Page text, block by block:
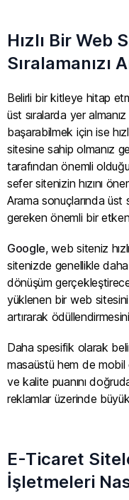
Hızlı Bir Web
Sıralamanızı
Belirli bir kitleye hitap
üst sıralarda yer
başarabilmek için ise
sitesine sahip olmanız
tarafından önemli
sefer sitenizin hızını
Arama sonuçlarında üst
gereken önemli bir
Google, web siteniz
sitenizde genellikle
dönüşüm
yüklenen bir web
artırarak
Daha spesifik olarak
masaüstü hem de
ve kalite puanını
reklamlar üzerinde
E-Ticaret
İşletmeleri